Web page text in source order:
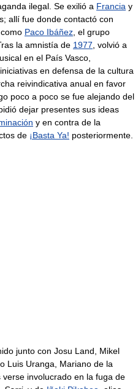
ilegal. Se exilió a Francia y
allí fue donde contactó con
Paco Ibáñez , el grupo
la amnistía de 1977 , volvió a
en el País Vasco,
en defensa de la cultura
reivindicativa anual en favor
poco a poco se fue alejando del
dejar presentes sus ideas
y en contra de la
de ¡Basta Ya! posteriormente.
junto con Josu Land, Mikel
Luis Uranga, Mariano de la
involucrado en la fuga de